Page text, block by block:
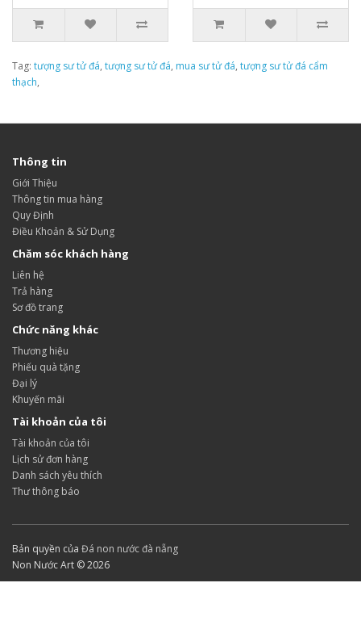
Tag: tượng sư tử đá, tượng sư tử đá, mua sư tử đá, tượng sư tử đá cẩm
thạch,
Thông tin
Giới Thiệu
Thông tin mua hàng
Quy Định
Điều Khoản & Sử Dụng
Chăm sóc khách hàng
Liên hệ
Trả hàng
Sơ đồ trang
Chức năng khác
Thương hiệu
Phiếu quà tặng
Đại lý
Khuyến mãi
Tài khoản của tôi
Tài khoản của tôi
Lịch sử đơn hàng
Danh sách yêu thích
Thư thông báo
Bản quyền của Đá non nước đà nẵng
Non Nước Art © 2026